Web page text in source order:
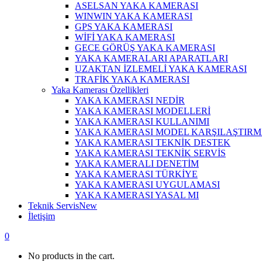
ASELSAN YAKA KAMERASI
WINWIN YAKA KAMERASI
GPS YAKA KAMERASI
WİFİ YAKA KAMERASI
GECE GÖRÜŞ YAKA KAMERASI
YAKA KAMERALARI APARATLARI
UZAKTAN İZLEMELİ YAKA KAMERASI
TRAFİK YAKA KAMERASI
Yaka Kamerası Özellikleri
YAKA KAMERASI NEDİR
YAKA KAMERASI MODELLERİ
YAKA KAMERASI KULLANIMI
YAKA KAMERASI MODEL
YAKA KAMERASI TEKNİK DESTEK
YAKA KAMERASI TEKNİK SERVİS
YAKA KAMERALI DENETİM
YAKA KAMERASI TÜRKİYE
YAKA KAMERASI UYGULAMASI
YAKA KAMERASI YASAL MI
Teknik ServisNew
İletişim
0
No products in the cart.